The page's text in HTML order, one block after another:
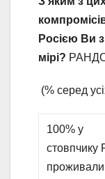
Росією Ви
мірі?
(% серед
100% у
стовпчику